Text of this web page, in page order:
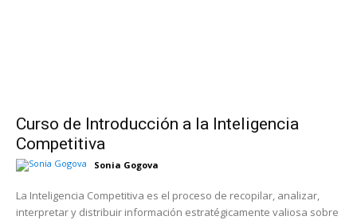
Curso de Introducción a la Inteligencia
Competitiva
Sonia Gogova
La Inteligencia Competitiva es el proceso de recopilar, analizar,
interpretar y distribuir información estratégicamente valiosa sobre